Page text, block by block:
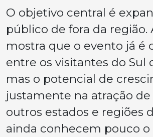
O objetivo central é
público de fora da região.
mostra que o evento já é
entre os visitantes do Sul
mas o potencial de
justamente na atração
outros estados e regiões
ainda conhecem pouco o